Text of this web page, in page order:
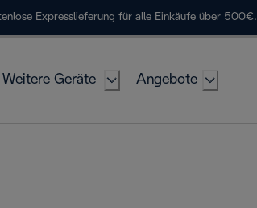
Expresslieferung für alle Einkäufe über 500€.
Weitere Geräte Angebote